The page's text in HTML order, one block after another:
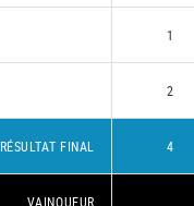
1
2
RÉSULTAT FINAL 4
VAINQUEUR